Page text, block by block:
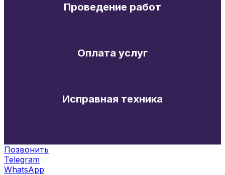
Проведение работ
Оплата услуг
Исправная техника
Позвонить
Telegram
WhatsApp